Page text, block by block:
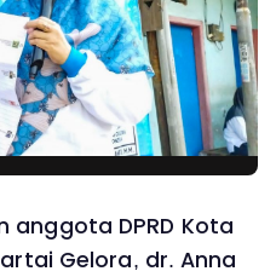
anggota DPRD Kota
Gelora, dr. Anna